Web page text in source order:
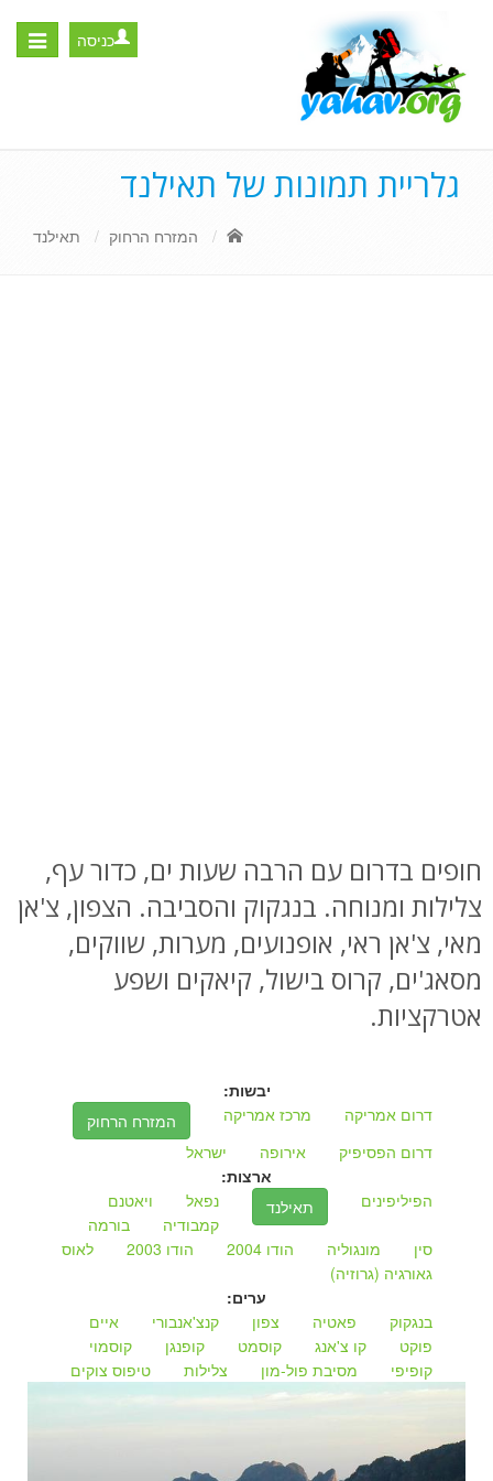
Toggle
כניסה
גלריית תמונות של תאילנד
המזרח הרחוק תאילנד
חופים בדרום עם הרבה שעות ים, כדור עף,
צלילות ומנוחה. בנגקוק והסביבה. הצפון, צ'אן
מאי, צ'אן ראי, אופנועים, מערות, שווקים,
מסאג'ים, קרוס בישול, קיאקים ושפע
אטרקציות.
יבשות:
דרום אמריקה
מרכז אמריקה
המזרח הרחוק
דרום הפסיפיק
אירופה
ישראל
ארצות:
הפיליפינים
תאילנד נפאל
ויאטנם
קמבודיה
בורמה
סין
מונגוליה הודו 2004 הודו 2003
לאוס
גאורגיה (גרוזיה)
ערים:
בנגקוק
פאטיה צפון קנצ'אנבורי
איים
פוקט
קו צ'אנג קוסמט קופנגן
קוסמוי
קופיפי
מסיבת פול-מון צלילות טיפוס צוקים